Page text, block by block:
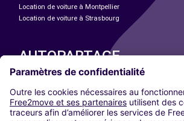
Location de voiture à Montpellier
Location de voiture à Strasbourg
AUTOPARTAGE
Paris
Madrid
Washington DC